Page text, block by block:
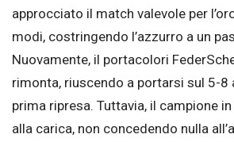
approcciato il match valevole per
modi, costringendo l’azzurro a un
Nuovamente, il portacolori
rimonta, riuscendo a portarsi sul 5-8
prima ripresa. Tuttavia, il campione
alla carica, non concedendo nulla